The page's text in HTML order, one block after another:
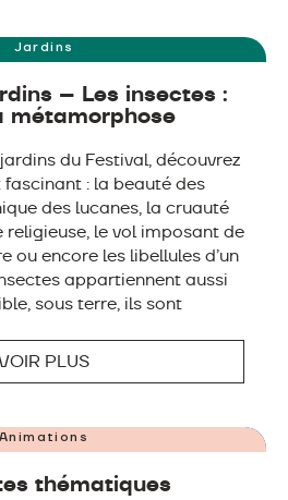
Jardins
– Les insectes :
métamorphose
du Festival, découvrez
: la beauté des
des lucanes, la cruauté
religieuse, le vol imposant de
ou encore les libellules d’un
appartiennent aussi
sous terre, ils sont
PLUS
17 AU 28 AOÛT
Animations
thématiques